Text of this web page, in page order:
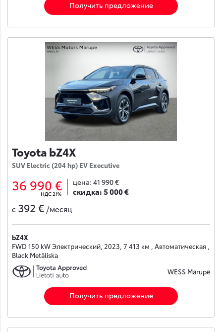
Получить предложение
Toyota bZ4X
SUV Electric (204 hp) EV Executive
36 990 €
НДС 21%
цена: 41 990 €
скидка:5 000 €
с 392 € /месяц
bZ4X
FWD 150 kW Электрический, 2023, 7 413 км , Автоматическая ,
Black Metāliska
WESS Mārupē
Получить предложение